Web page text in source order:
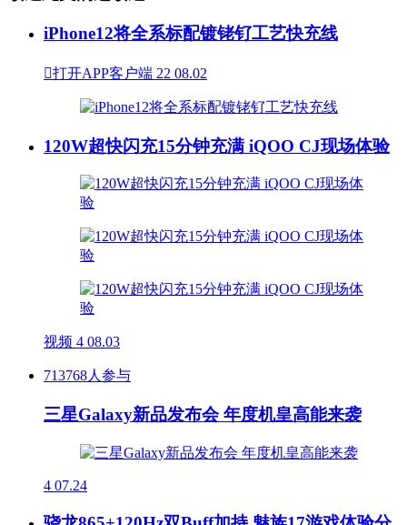
iPhone12将全系标配镀铑钌工艺快充线
打开APP客户端 22 08.02
120W超快闪充15分钟充满 iQOO CJ现场体验
视频 4 08.03
713768人参与
三星Galaxy新品发布会 年度机皇高能来袭
4 07.24